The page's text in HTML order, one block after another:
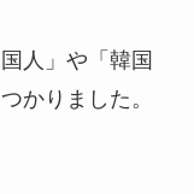
人」や「韓国
かりました。